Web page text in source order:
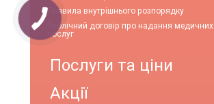
Правила внутрішнього розпорядку
Публічний договір про надання медичних
послуг
Послуги та ціни
Акції